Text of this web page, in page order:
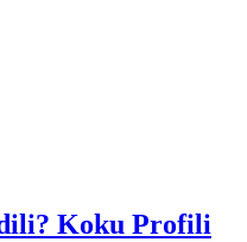
Koku Profili